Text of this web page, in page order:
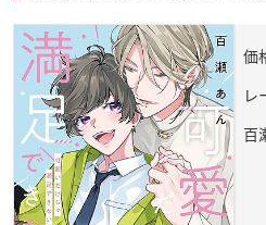
価
レ
百